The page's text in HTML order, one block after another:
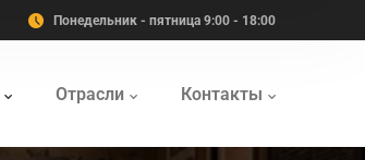
Понедельник - пятница 9:00 - 18:00
Отрасли Контакты